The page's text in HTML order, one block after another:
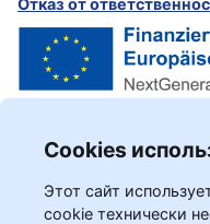
Отказ от
Cookies
Этот сайт
cookie технически